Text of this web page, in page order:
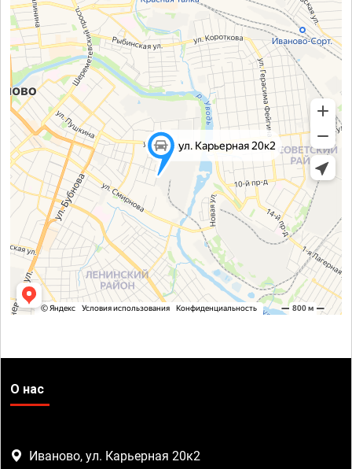
О нас
Иваново, ул. Карьерная 20к2